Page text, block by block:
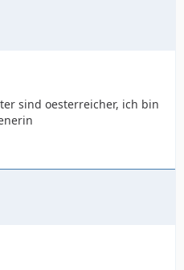
sind oesterreicher, ich bin